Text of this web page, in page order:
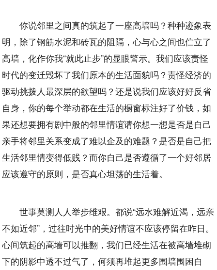
你说邻里之间真的筑起了一座高墙吗？种种迹象表
明，除了钢筋水泥和砖瓦的阻隔，心与心之间也伫立了
高墙，化作你我“就此止步”的显眼警示。我们应该责怪
时代的变迁毁坏了我们原本的生活面貌吗？责怪经济的
驱动挑拨人最深层的欲望吗？还是说我们应该好好反省
自身，你的每个举动都在生活的橱窗标注好了价钱，如
果还想要拥有剧中般的邻里情谊请你想一想是否是自己
亲手将邻里关系变成了难以企及的难题？是否是自己把
生活邻里情变得低贱？而你自己是否遵循了一个好邻居
应该遵守的原则，是否真心坦荡的生活着。
世事莫测人人举步维艰。都说“远水难解近渴，远亲
不如近邻”，过往时光中的美好情谊不应该停留在昨日。
心间筑起的高墙可以推翻，我们已经生活在被高墙堆砌
下的阴影中透不过气了，何须再堆起更多围墙围困自